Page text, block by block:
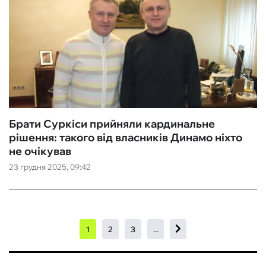
23 грудня 2025, 09:42
Брати Суркіси прийняли кардинальне
рішення: такого від власників Динамо ніхто
не очікував
1 2 3 ...